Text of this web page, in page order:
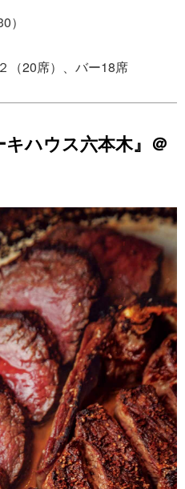
）
（20席）、バー18席
キハウス六本木』＠